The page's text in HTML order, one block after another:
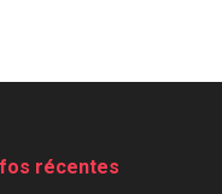
récentes